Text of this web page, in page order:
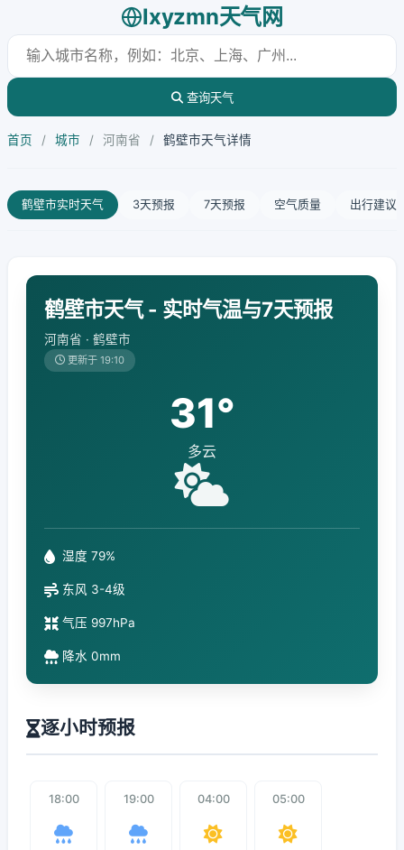
lxyzmn天气网
查询天气
首页 / 城市 / 河南省 / 鹤壁市天气详情
鹤壁市实时天气 3天预报 7天预报 空气质量 出行建议
鹤壁市天气 - 实时气温与7天预报
河南省 · 鹤壁市
更新于 19:10
31°
多云
湿度 79%
东风 3-4级
气压 997hPa
降水 0mm
逐小时预报
18:00 19:00 04:00 05:00